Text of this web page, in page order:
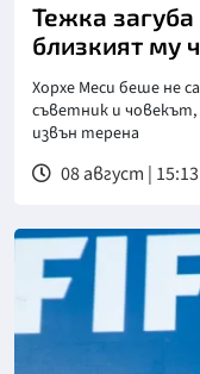
Тежка
близкият му
Хорхе Меси беше не
съветник и
извън терена
08 август | 15:13